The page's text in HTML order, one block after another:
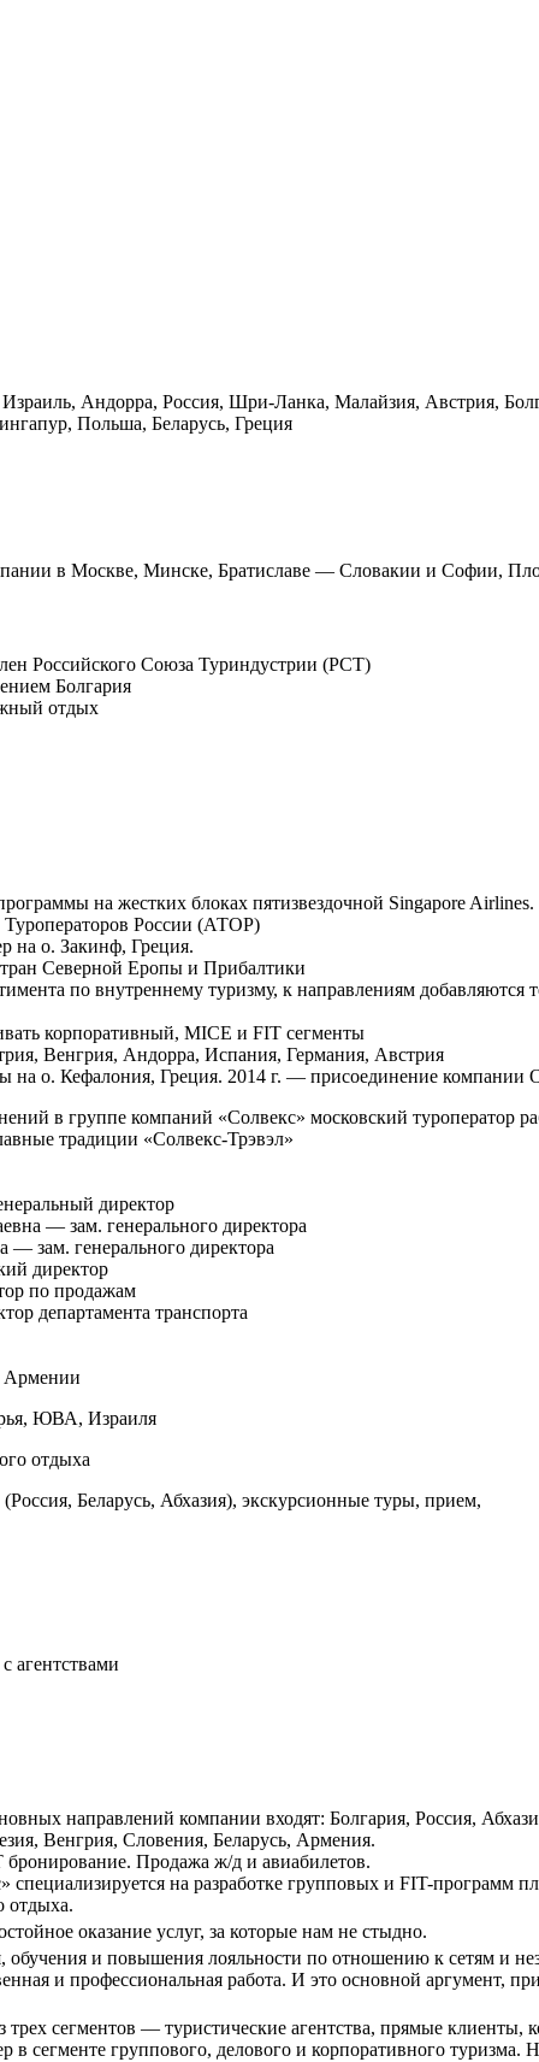
Андорра, Россия, Шри-Ланка, Малайзия, Австрия,
Польша, Беларусь, Греция
в Москве, Минске, Братиславе — Словакии и Софии,
Российского Союза Туриндустрии (РСТ)
Болгария
отдых
на жестких блоках пятизвездочной Singapore Airlines.
Туроператоров России (АТОР)
на о. Закинф, Греция.
Северной Еропы и Прибалтики
по внутреннему туризму, к направлениям добавляются
корпоративный, MICE и FIT сегменты
Венгрия, Андорра, Испания, Германия, Австрия
на о. Кефалония, Греция. 2014 г. — присоединение компании
в группе компаний «Солвекс» московский туроператор
традиции «Солвекс-Трэвэл»
директор
— зам. генерального директора
— зам. генерального директора
директор
по продажам
департамента транспорта
Армении
ЮВА, Израиля
отдыха
Беларусь, Абхазия), экскурсионные туры, прием,
агентствами
направлений компании входят: Болгария, Россия,
Венгрия, Словения, Беларусь, Армения.
Продажа ж/д и авиабилетов.
специализируется на разработке групповых и FIT-программ
отдыха.
оказание услуг, за которые нам не стыдно.
обучения и повышения лояльности по отношению к сетям и
и профессиональная работа. И это основной аргумент,
трех сегментов — туристические агентства, прямые клиенты,
сегменте группового, делового и корпоративного туризма.